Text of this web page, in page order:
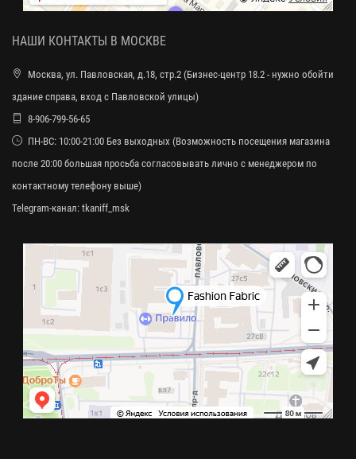
НАШИ КОНТАКТЫ В МОСКВЕ
Москва, ул. Павловская, д.18, стр.2 (Бизнес-центр 18.2 - нужно обойти
здание справа, вход с Павловской улицы)
8-906-799-56-65
ПН-ВС: 10:00-21:00 Без выходных (Возможность посещения магазина
после 20:00 большая просьба согласовывать лично с менеджером по
контактному телефону выше)
Telegram-канал: tkaniff_msk